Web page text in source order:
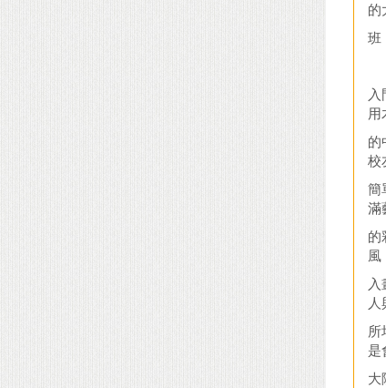
的
班
用
的
校
簡
滿
的
風
所
是
大